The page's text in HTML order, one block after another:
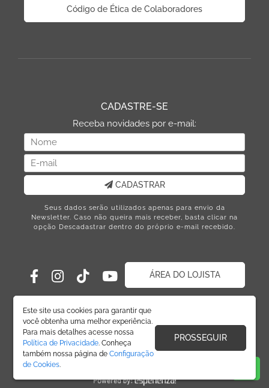
Este site usa cookies para garantir que
você obtenha uma melhor experiência.
Para mais detalhes acesse nossa
Política de Privacidade. Conheça
também nossa página deConfiguração
de Cookies.
PROSSEGUIR
Código de Ética de Colaboradores
CADASTRE-SE
Receba novidades por e-mail:
CADASTRAR
Seus dados serão utilizados apenas para envio da
Newsletter. Caso não queira mais receber, basta clicar na
opção Descadastrar dentro do próprio e-mail recebido.
ÁREA DO LOJISTA